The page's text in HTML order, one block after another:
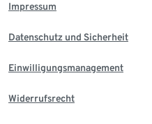
Impressum
Datenschutz und Sicherheit
Einwilligungsmanagement
Widerrufsrecht